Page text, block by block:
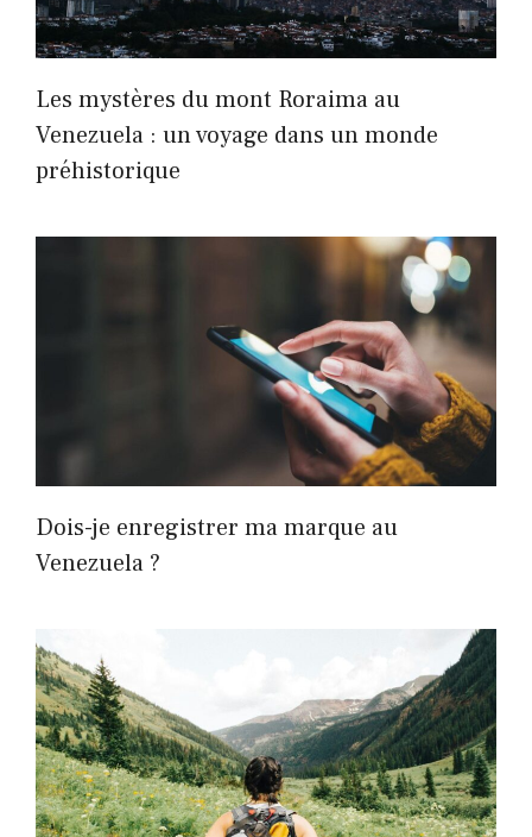
Les mystères du mont Roraima au
Venezuela : un voyage dans un monde
préhistorique
Dois-je enregistrer ma marque au
Venezuela ?